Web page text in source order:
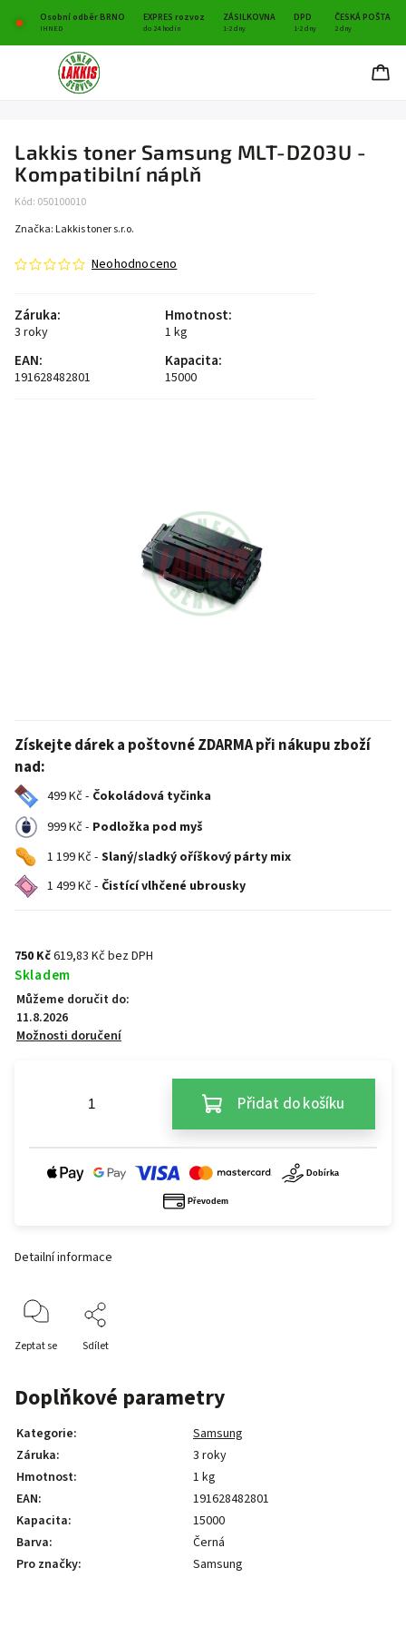
Osobní odběr BRNO EXPRES rozvoz ZÁSILKOVNA DPD ČESKÁ POŠTA
IHNED do 24 hodin 1-2 dny 1-2 dny 2 dny
Lakkis toner Samsung MLT-D203U -
Kompatibilní náplň
Kód: 050100010
Neohodnoceno
Záruka:
3 roky
Hmotnost:
1 kg
EAN:
191628482801
Kapacita:
15000
Značka: Lakkis toner s.r.o.
Získejte dárek a poštovné ZDARMA při nákupu zboží
nad:
499 Kč - Čokoládová tyčinka
999 Kč - Podložka pod myš
1 199 Kč - Slaný/sladký oříškový párty mix
1 499 Kč - Čistící vlhčené ubrousky
750 Kč619,83 Kč bez DPH
Skladem
Můžeme doručit do:
11.8.2026
Možnosti doručení
Přidat do košíku
Detailní informace
Zeptat se Sdílet
Doplňkové parametry
Kategorie:
Samsung
Záruka:
3 roky
Hmotnost:
1 kg
EAN:
191628482801
Kapacita:
15000
Barva:
Černá
Pro značky: Samsung